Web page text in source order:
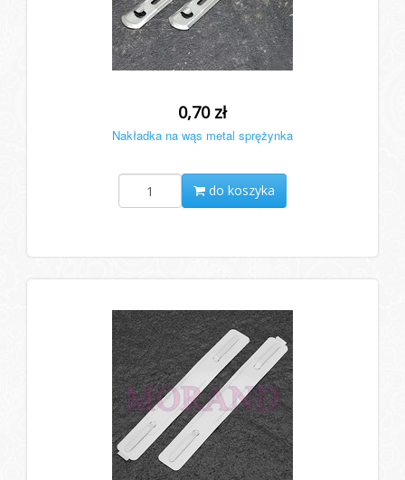
0,70 zł
Nakładka na wąs metal sprężynka
do koszyka